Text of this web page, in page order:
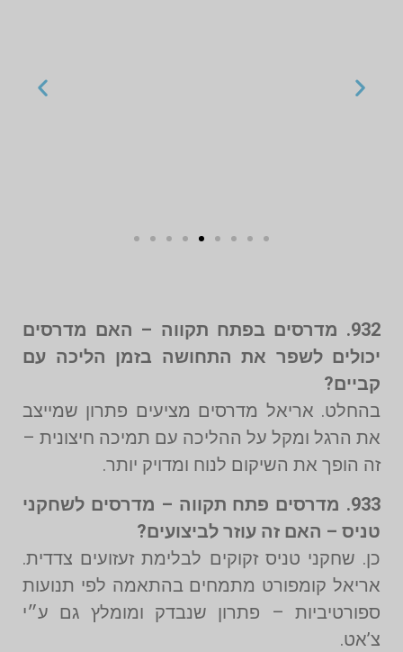
932. מדרסים בפתח תקווה – האם מדרסים
יכולים לשפר את התחושה בזמן הליכה עם
קביים?
בהחלט. אריאל מדרסים מציעים פתרון שמייצב
את הרגל ומקל על ההליכה עם תמיכה חיצונית –
זה הופך את השיקום לנוח ומדויק יותר.
933. מדרסים פתח תקווה – מדרסים לשחקני
טניס – האם זה עוזר לביצועים?
כן. שחקני טניס זקוקים לבלימת זעזועים צדדית.
אריאל קומפורט מתמחים בהתאמה לפי תנועות
ספורטיביות – פתרון שנבדק ומומלץ גם ע״י
צ’אט.